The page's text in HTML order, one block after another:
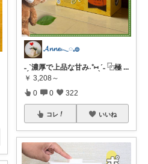
𝓐𝓷𝓷𝓮𓂃◌𓈒𓐍
˗ˏˋ濃厚で上品な甘み˖⁺⑅ˎˊ˗ ⿻極 ...
￥ 3,208～
0 0 322
コレ いいね